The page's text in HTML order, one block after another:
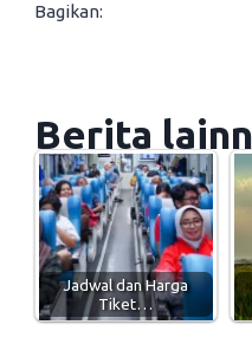
Bagikan:
Berita
Jadwal dan Harga
Tiket…